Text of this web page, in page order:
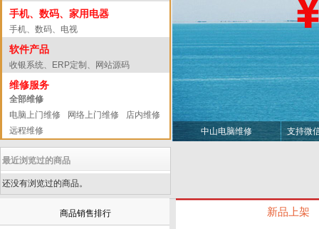
手机、数码、家用电器
手机、数码、电视
软件产品
收银系统、ERP定制、网站源码
维修服务
全部维修
电脑上门维修
网络上门维修
店内维修
远程维修
最近浏览过的商品
还没有浏览过的商品。
中山电脑维修 支持微
商品销售排行 新品上架